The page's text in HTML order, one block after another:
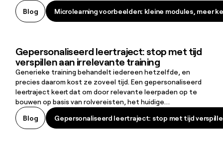
compliancekennis wilt opfrissen of ondersteuning biedt op
het moment dat het nodig is: er is altijd een aanpak die
werkt.
Blog Microlearning voorbeelden: kleine modules, meer
Microlearning voorbeelden: kleine modules, meer
Gepersonaliseerd leertraject: stop met tijd
verspillen aan irrelevante training
Generieke training behandelt iedereen hetzelfde, en
precies daarom kost ze zoveel tijd. Een gepersonaliseerd
leertraject keert dat om door relevante leerpaden op te
bouwen op basis van rolvereisten, het huidige
vaardigheidsniveau en leerbehoeften. Het resultaat:
lerenden blijven betrokken, skill gaps worden sneller
gedicht en organisaties bouwen aan een leercultuur die
Blog Gepersonaliseerd leertraject: stop met tijd
Gepersonaliseerd leertraject: stop met tijd
Gepersonaliseerd leertraject: stop met tijd verspillen aan